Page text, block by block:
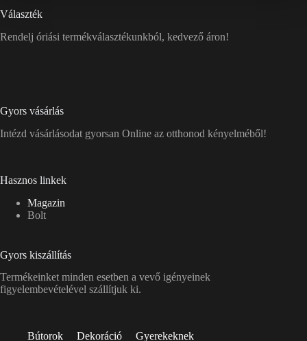
Választék
Rendelj óriási termékválasztékunkból, kedvező áron!
Gyors vásárlás
Intézd vásárlásodat gyorsan Online az otthonod kényelméből!
Hasznos linkek
Magazin
Bolt
Gyors kiszállítás
Termékeinket minden esetben a vevő igényeinek
figyelembevételével szállítjuk ki.
Bútorok Dekoráció Gyerekeknek